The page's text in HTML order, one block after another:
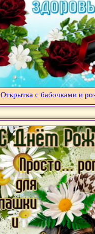
Открытка с бабочками и